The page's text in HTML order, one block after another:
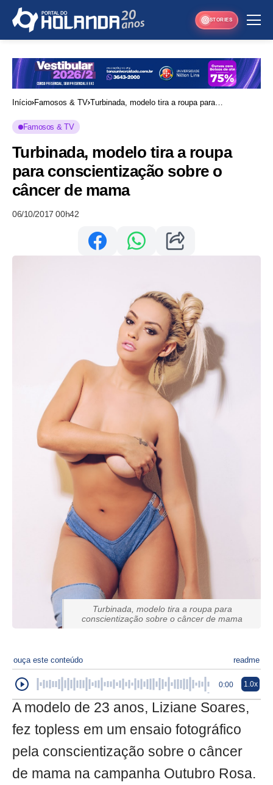
STORIES
Início Famosos & TV Turbinada, modelo tira a roupa para
Famosos & TV
Turbinada, modelo tira a roupa
para conscientização sobre o
câncer de mama
06/10/2017 00h42
Turbinada, modelo tira a roupa para
conscientização sobre o câncer de mama
ouça este conteúdo readme
0:00 1.0x
A modelo de 23 anos, Liziane Soares,
fez topless em um ensaio fotográfico
pela conscientização sobre o câncer
de mama na campanha Outubro Rosa.